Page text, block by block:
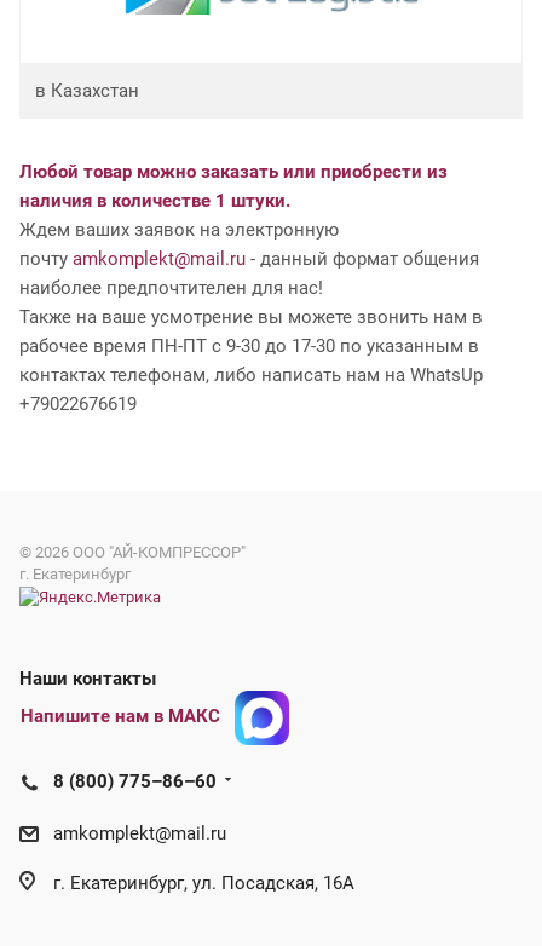
в Казахстан
Любой товар можно заказать или приобрести из
наличия в количестве 1 штуки.
Ждем ваших заявок на электронную
почту amkomplekt@mail.ru - данный формат общения
наиболее предпочтителен для нас!
Также на ваше усмотрение вы можете звонить нам в
рабочее время ПН-ПТ с 9-30 до 17-30 по указанным в
контактах телефонам, либо написать нам на WhatsUp
+79022676619
© 2026 ООО "АЙ-КОМПРЕССОР"
г. Екатеринбург
Наши контакты
Напишите нам в МАКС
8 (800) 775–86–60
amkomplekt@mail.ru
г. Екатеринбург, ул. Посадская, 16А